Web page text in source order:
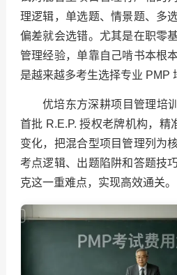
理逻辑，单选题、情景题、多
偏差就会选错。尤其是在职零
管理经验，单靠自己啃书本根
是越来越多考生选择专业 PMP
优培东方深耕项目管理培
首批 R.E.P. 授权老牌机构，精
变化，把混合型项目管理列为
考点逻辑、出题陷阱和答题技
克这一重难点，实现高效通关。